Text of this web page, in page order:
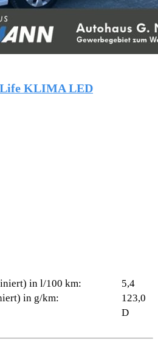
Life KLIMA LED
in l/100 km:
5,4
in g/km:
123,0
D